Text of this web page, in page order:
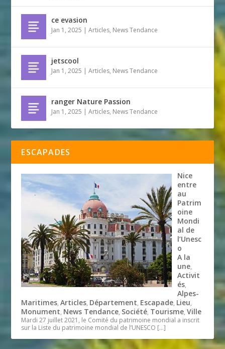
ce evasion
Jan 1, 2025 |Articles, News Tendance
jetscool
Jan 1, 2025 |Articles, News Tendance
ranger Nature Passion
Jan 1, 2025 |Articles, News Tendance
ESCAPADES
Nice
entre
au
Patrim
oine
Mondi
al de
l’Unesc
o
A la
une,
Activit
és,
Alpes-
Maritimes,Articles, Département, Escapade, Lieu,
Monument, News Tendance, Société, Tourisme,Ville
Mardi 27 juillet 2021, le Comité du patrimoine mondial a inscrit
sur la Liste du patrimoine mondial de l’UNESCO […]